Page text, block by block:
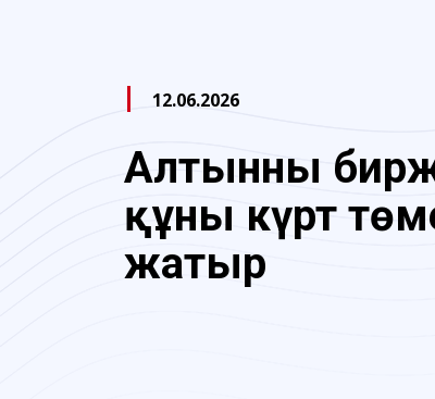
12.06.2026
Алтынның
құны күрт
жатыр